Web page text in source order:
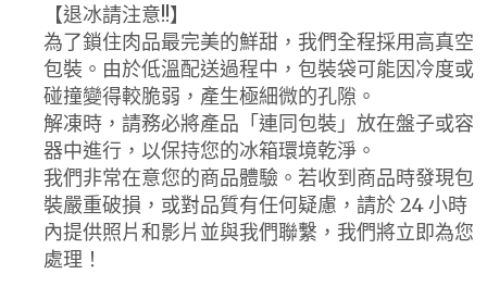
【退冰請注意!!】
為了鎖住肉品最完美的鮮甜，我們全程採用高真空
包裝。由於低溫配送過程中，包裝袋可能因冷度或
碰撞變得較脆弱，產生極細微的孔隙。
解凍時，請務必將產品「連同包裝」放在盤子或容
器中進行，以保持您的冰箱環境乾淨。
我們非常在意您的商品體驗。若收到商品時發現包
裝嚴重破損，或對品質有任何疑慮，請於 24 小時
內提供照片和影片並與我們聯繫，我們將立即為您
處理！